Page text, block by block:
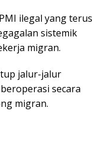
ilegal yang terus
sistemik
migran.
jalur-jalur
secara
migran.